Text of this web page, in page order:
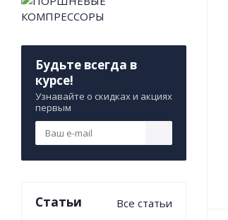
Будьте всегда в
курсе!
Узнавайте о скидках и акциях
первым
Статьи Все статьи